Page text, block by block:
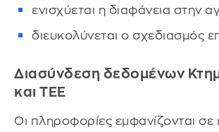
ενισχύεται η διαφάνεια στην
διευκολύνεται ο σχεδιασμός
Διασύνδεση δεδομένων
και ΤΕΕ
Οι πληροφορίες εμφανίζονται σε